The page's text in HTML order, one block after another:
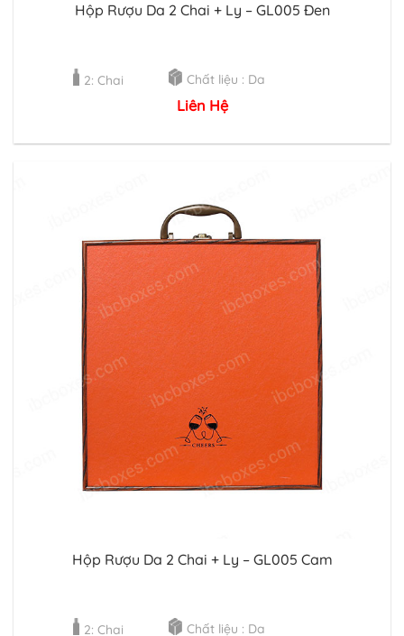
Hộp Rượu Da 2 Chai + Ly – GL005 Đen
2: Chai Chất liệu : Da
Liên Hệ
Hộp Rượu Da 2 Chai + Ly – GL005 Cam
2: Chai Chất liệu : Da